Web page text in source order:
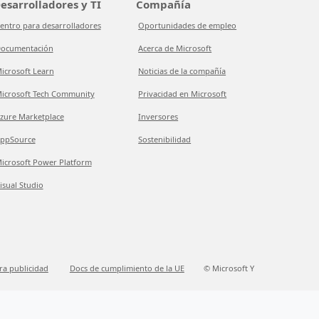
y TI
para desarrolladores
Learn
Tech Community
Marketplace
Power Platform
Studio
Compañía
Oportunidades de empleo
Acerca de Microsoft
Noticias de la compañía
Privacidad en Microsoft
Inversores
Sostenibilidad
publicidad Docs de cumplimiento de la UE © Microsoft Y